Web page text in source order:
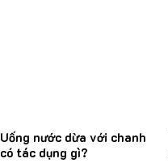
Uống nước dừa với chanh
có tác dụng gì?